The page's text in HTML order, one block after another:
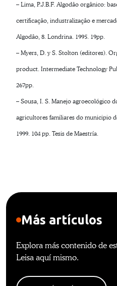
– Lima, P.J.B.F. Algodâo orgânico:
certificaçâo, industralizaçâo e
Algodâo, 8. Londrina. 1995. 19pp.
– Myers, D. y S. Stolton (editores).
product. Intermediate Technology
267pp.
– Sousa, I. S. Manejo agroecológico
agricultores familiares do municipio
1999. 104 pp. Tesis de Maestría.
Más artículos
Explora más contenido de
Leisa aquí mismo.